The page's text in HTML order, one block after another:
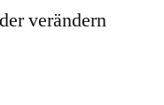
verändern